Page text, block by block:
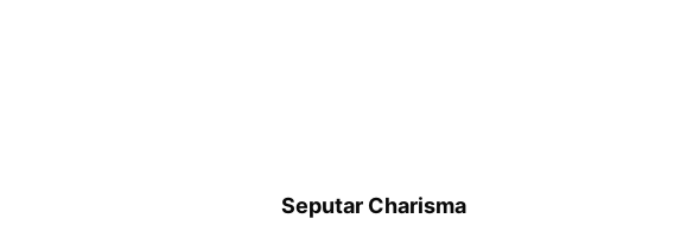
Seputar Charisma